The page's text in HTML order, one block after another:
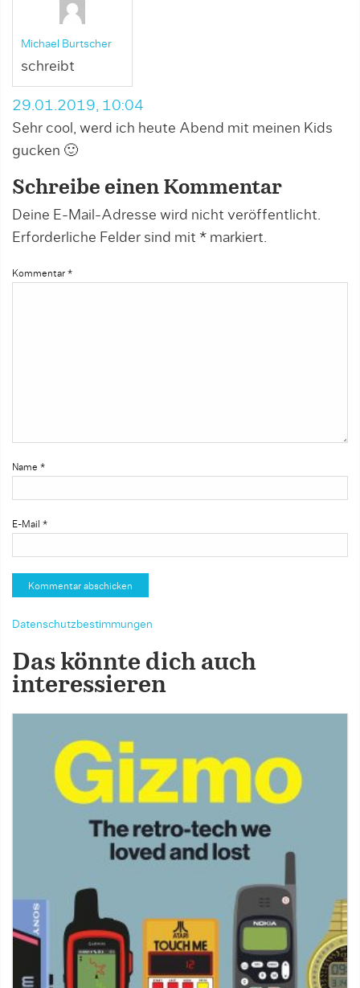
Michael Burtscher
schreibt
29.01.2019, 10:04
Sehr cool, werd ich heute Abend mit meinen Kids
gucken 🙂
Schreibe einen Kommentar
Deine E-Mail-Adresse wird nicht veröffentlicht.
Erforderliche Felder sind mit * markiert.
Kommentar *
Name *
E-Mail *
Datenschutzbestimmungen
Das könnte dich auch
interessieren